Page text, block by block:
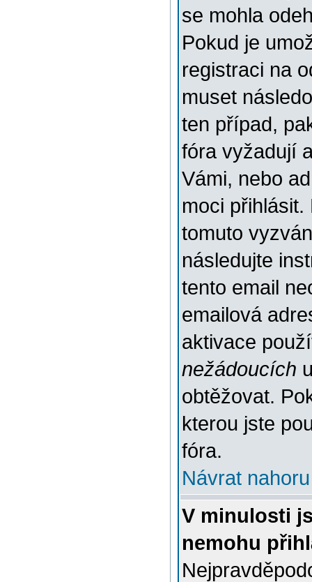
se mohla
Pokud je
registraci na
muset
ten případ,
fóra vyžadují
Vámi, nebo
moci
tomuto
následujte
tento email
emailová
aktivace
nežádoucích
obtěžovat.
kterou jste
fóra.
Návrat nahoru
V minulosti
nemohu